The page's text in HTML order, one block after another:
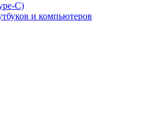
C)
и компьютеров